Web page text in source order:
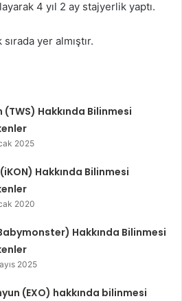
4 yıl 2 ay stajyerlik yaptı.
yer almıştır.
(TWS) Hakkında Bilinmesi
2025
Hakkında Bilinmesi
2020
Hakkında Bilinmesi
2025
(EXO) hakkında bilinmesi